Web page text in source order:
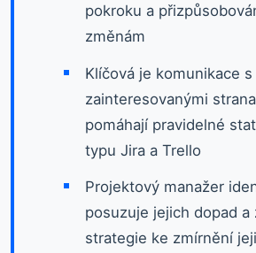
pokroku a
změnám
Klíčová je komunikace
zainteresovanými
pomáhají pravidelné
typu Jira a Trello
Projektový manažer
posuzuje jejich dopad a
strategie ke zmírnění